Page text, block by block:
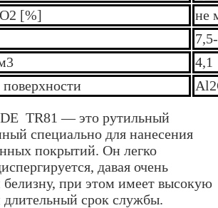
[%]
не
4,1
TR81 — это рутильный
специально для нанесения
покрытий. Он легко
давая очень
при этом имеет высокую
длительный срок службы.